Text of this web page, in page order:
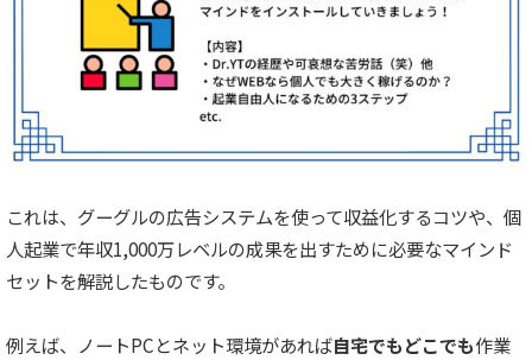
これは、グーグルの広告システムを使って収益化するコツや、個
人起業で年収1,000万レベルの成果を出すために必要なマインド
セットを解説したものです。
例えば、ノートPCとネット環境があれば自宅でもどこでも作業